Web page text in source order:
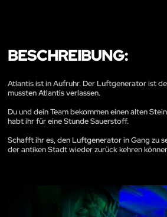
BESCHREIBUNG:
Atlantis ist in Aufruhr. Der Luftgenerator ist
mussten Atlantis verlassen.
Du und dein Team bekommen einen alten
habt ihr für eine Stunde Sauerstoff.
Schafft ihr es, den Luftgenerator in Gang zu
der antiken Stadt wieder zurück kehren